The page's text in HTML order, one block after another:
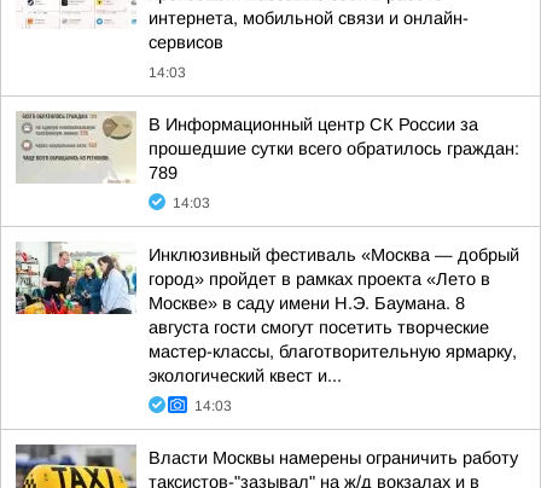
интернета, мобильной связи и онлайн-
сервисов
14:03
В Информационный центр СК России за
прошедшие сутки всего обратилось граждан:
789
14:03
Инклюзивный фестиваль «Москва — добрый
город» пройдет в рамках проекта «Лето в
Москве» в саду имени Н.Э. Баумана. 8
августа гости смогут посетить творческие
мастер-классы, благотворительную ярмарку,
экологический квест и...
14:03
Власти Москвы намерены ограничить работу
таксистов-"зазывал" на ж/д вокзалах и в